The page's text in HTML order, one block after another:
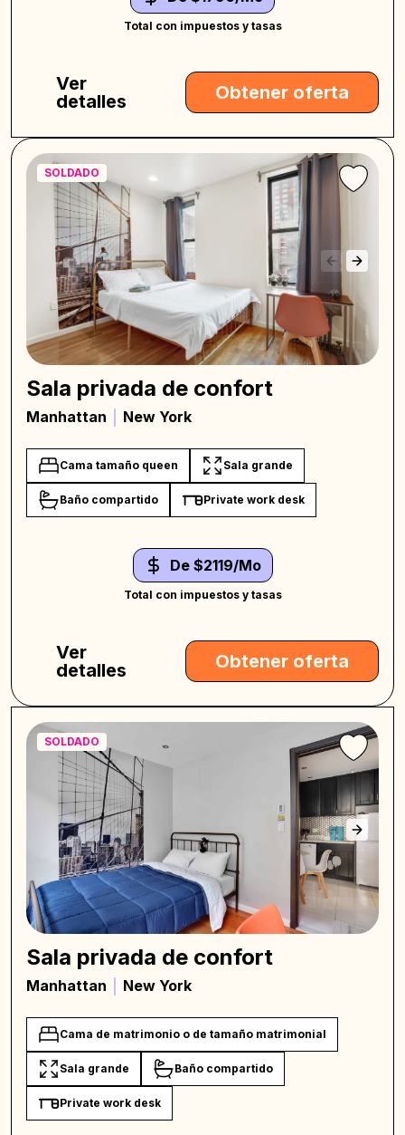
Total con impuestos y tasas
Ver
detalles
Obtener oferta
SOLDADO
Sala privada de confort
Manhattan New York
Cama tamaño queen Sala grande
Baño compartido Private work desk
De $2119/Mo
Total con impuestos y tasas
Ver
detalles
Obtener oferta
SOLDADO
Sala privada de confort
Manhattan New York
Cama de matrimonio o de tamaño matrimonial
Sala grande Baño compartido
Private work desk